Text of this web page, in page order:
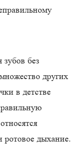
без
других
в детстве
ротовое дыхание.